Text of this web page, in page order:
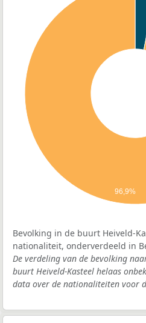
96,9%
Bevolking in de buurt Heiveld-
nationaliteit, onderverdeeld in
De verdeling van de bevolking
buurt Heiveld-Kasteel helaas
data over de nationaliteiten voor